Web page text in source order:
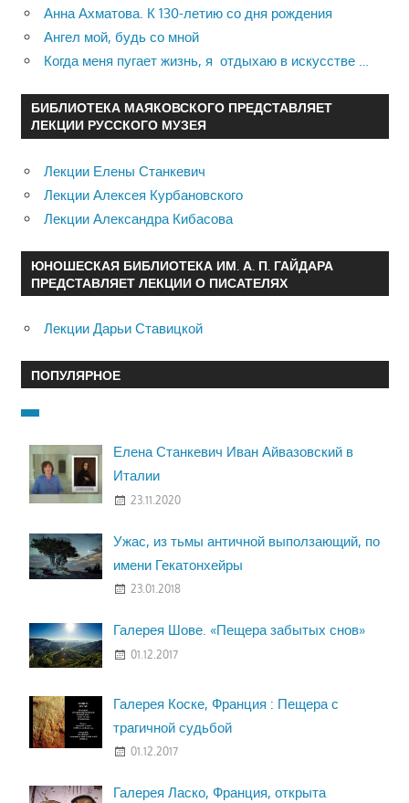
Анна Ахматова. К 130-летию со дня рождения
Ангел мой, будь со мной
Когда меня пугает жизнь, я отдыхаю в искусстве …
БИБЛИОТЕКА МАЯКОВСКОГО ПРЕДСТАВЛЯЕТ
ЛЕКЦИИ РУССКОГО МУЗЕЯ
Лекции Елены Станкевич
Лекции Алексея Курбановского
Лекции Александра Кибасова
ЮНОШЕСКАЯ БИБЛИОТЕКА ИМ. А. П. ГАЙДАРА
ПРЕДСТАВЛЯЕТ ЛЕКЦИИ О ПИСАТЕЛЯХ
Лекции Дарьи Ставицкой
ПОПУЛЯРНОЕ
Елена Станкевич Иван Айвазовский в
Италии
23.11.2020
Ужас, из тьмы античной выползающий, по
имени Гекатонхейры
23.01.2018
Галерея Шове. «Пещера забытых снов»
01.12.2017
Галерея Коске, Франция : Пещера с
трагичной судьбой
01.12.2017
Галерея Ласко, Франция, открыта